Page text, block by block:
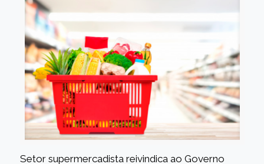
Setor supermercadista reivindica ao Governo